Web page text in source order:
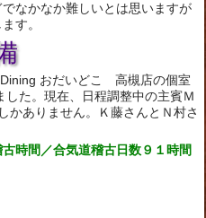
なかなか難しいとは思いますが
す。
おだいどこ 高槻店の個室
た。現在、日程調整中の主賓Ｍ
かありません。Ｋ藤さんとＮ村さ
時間／合気道稽古日数９１時間